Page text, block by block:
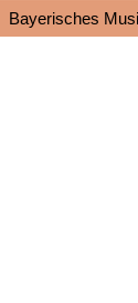
Bayerisches